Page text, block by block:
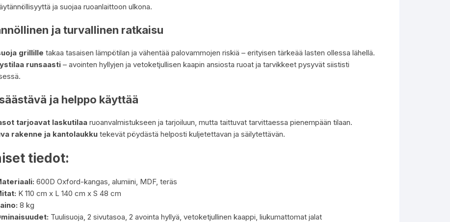
ja suojaa ruoanlaittoon ulkona.
ja turvallinen ratkaisu
grillille takaa tasaisen lämpötilan ja vähentää palovammojen riskiä – erityisen tärkeää lasten ollessa lähellä.
runsaasti – avointen hyllyjen ja vetoketjullisen kaapin ansiosta ruoat ja tarvikkeet pysyvät siististi
ja helppo käyttää
tarjoavat laskutilaa ruoanvalmistukseen ja tarjoiluun, mutta taittuvat tarvittaessa pienempään tilaan.
rakenne ja kantolaukku tekevät pöydästä helposti kuljetettavan ja säilytettävän.
tiedot:
600D Oxford-kangas, alumiini, MDF, teräs
K 110 cm x L 140 cm x S 48 cm
8 kg
Tuulisuoja, 2 sivutasoa, 2 avointa hyllyä, vetoketjullinen kaappi, liukumattomat jalat